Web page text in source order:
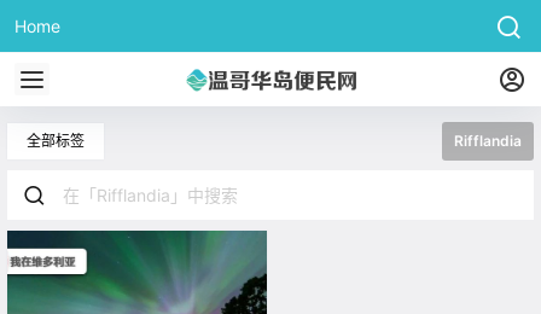
Home
全部标签 Rifflandia